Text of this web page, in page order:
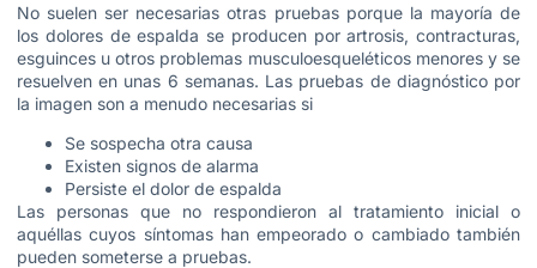
No suelen ser necesarias otras pruebas porque la mayoría de
los dolores de espalda se producen por artrosis, contracturas,
esguinces u otros problemas musculoesqueléticos menores y se
resuelven en unas 6 semanas. Las pruebas de diagnóstico por
la imagen son a menudo necesarias si
Se sospecha otra causa
Existen signos de alarma
Persiste el dolor de espalda
Las personas que no respondieron al tratamiento inicial o
aquéllas cuyos síntomas han empeorado o cambiado también
pueden someterse a pruebas.